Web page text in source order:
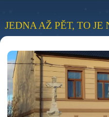
JEDNA AŽ PĚT, TO JE